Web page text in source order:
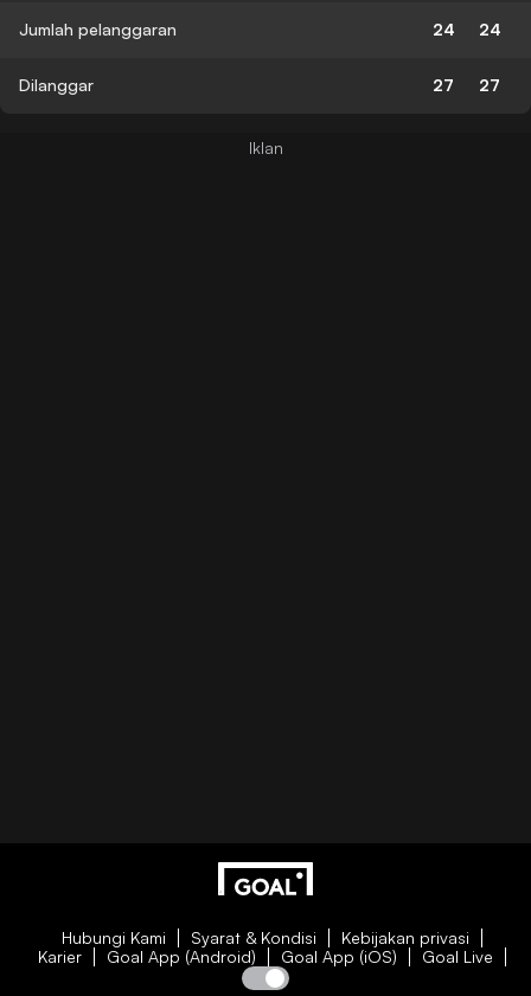
Jumlah pelanggaran 24 24
Dilanggar 27 27
Hubungi Kami Syarat & Kondisi
Kebijakan privasi
Karier
Goal App (Android) Goal App (iOS) Goal Live